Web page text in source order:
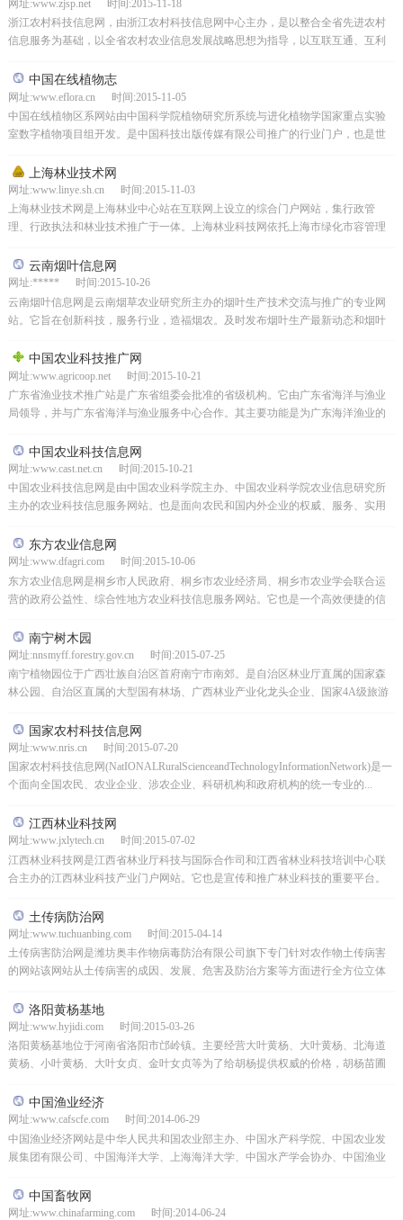
网址:www.zjsp.net 时间:2015-11-18
浙江农村科技信息网，由浙江农村科技信息网中心主办，是以整合全省先进农村
信息服务为基础，以全省农村农业信息发展战略思想为指导，以互联互通、互利
中国在线植物志
网址:www.eflora.cn 时间:2015-11-05
中国在线植物区系网站由中国科学院植物研究所系统与进化植物学国家重点实验
室数字植物项目组开发。是中国科技出版传媒有限公司推广的行业门户，也是世
上海林业技术网
网址:www.linye.sh.cn 时间:2015-11-03
上海林业技术网是上海林业中心站在互联网上设立的综合门户网站，集行政管
理、行政执法和林业技术推广于一体。上海林业科技网依托上海市绿化市容管理
云南烟叶信息网
网址:***** 时间:2015-10-26
云南烟叶信息网是云南烟草农业研究所主办的烟叶生产技术交流与推广的专业网
站。它旨在创新科技，服务行业，造福烟农。及时发布烟叶生产最新动态和烟叶
中国农业科技推广网
网址:www.agricoop.net 时间:2015-10-21
广东省渔业技术推广站是广东省组委会批准的省级机构。它由广东省海洋与渔业
局领导，并与广东省海洋与渔业服务中心合作。其主要功能是为广东海洋渔业的
中国农业科技信息网
网址:www.cast.net.cn 时间:2015-10-21
中国农业科技信息网是由中国农业科学院主办、中国农业科学院农业信息研究所
主办的农业科技信息服务网站。也是面向农民和国内外企业的权威、服务、实用
东方农业信息网
网址:www.dfagri.com 时间:2015-10-06
东方农业信息网是桐乡市人民政府、桐乡市农业经济局、桐乡市农业学会联合运
营的政府公益性、综合性地方农业科技信息服务网站。它也是一个高效便捷的信
南宁树木园
网址:nnsmyff.forestry.gov.cn 时间:2015-07-25
南宁植物园位于广西壮族自治区首府南宁市南郊。是自治区林业厅直属的国家森
林公园、自治区直属的大型国有林场、广西林业产业化龙头企业、国家4A级旅游
国家农村科技信息网
网址:www.nris.cn 时间:2015-07-20
国家农村科技信息网(NatIONALRuralScienceandTechnologyInformationNetwork)是一
个面向全国农民、农业企业、涉农企业、科研机构和政府机构的统一专业的...
江西林业科技网
网址:www.jxlytech.cn 时间:2015-07-02
江西林业科技网是江西省林业厅科技与国际合作司和江西省林业科技培训中心联
合主办的江西林业科技产业门户网站。它也是宣传和推广林业科技的重要平台。
土传病防治网
网址:www.tuchuanbing.com 时间:2015-04-14
土传病害防治网是潍坊奥丰作物病毒防治有限公司旗下专门针对农作物土传病害
的网站该网站从土传病害的成因、发展、危害及防治方案等方面进行全方位立体
洛阳黄杨基地
网址:www.hyjidi.com 时间:2015-03-26
洛阳黄杨基地位于河南省洛阳市邙岭镇。主要经营大叶黄杨、大叶黄杨、北海道
黄杨、小叶黄杨、大叶女贞、金叶女贞等为了给胡杨提供权威的价格，胡杨苗圃
中国渔业经济
网址:www.cafscfe.com 时间:2014-06-29
中国渔业经济网站是中华人民共和国农业部主办、中国水产科学院、中国农业发
展集团有限公司、中国海洋大学、上海海洋大学、中国水产学会协办、中国渔业
中国畜牧网
网址:www.chinafarming.com 时间:2014-06-24